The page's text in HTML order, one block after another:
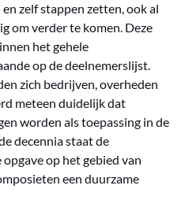
zelf stappen zetten, ook al
om verder te komen. Deze
het gehele
op de deelnemerslijst.
zich bedrijven, overheden
meteen duidelijk dat
worden als toepassing in de
decennia staat de
op het gebied van
een duurzame